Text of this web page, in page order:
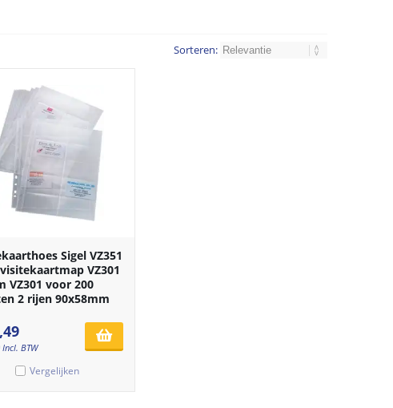
Sorteren:
Sigel VZ351
VZ301
VZ301 voor 200
2 rijen 90x58mm
Incl. BTW
Vergelijken